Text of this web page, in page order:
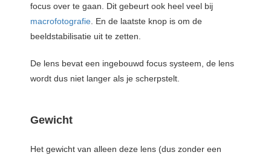
focus over te gaan. Dit gebeurt ook heel veel bij
macrofotografie. En de laatste knop is om de
beeldstabilisatie uit te zetten.
De lens bevat een ingebouwd focus systeem, de lens
wordt dus niet langer als je scherpstelt.
Gewicht
Het gewicht van alleen deze lens (dus zonder een